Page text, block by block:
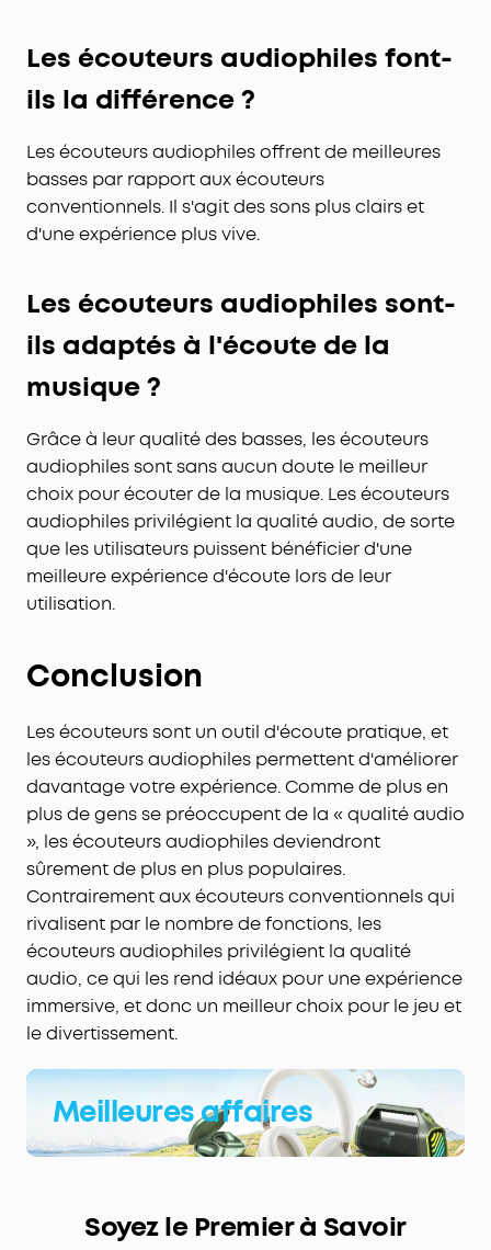
Les écouteurs audiophiles font-
ils la différence ?
Les écouteurs audiophiles offrent de meilleures
basses par rapport aux écouteurs
conventionnels. Il s'agit des sons plus clairs et
d'une expérience plus vive.
Les écouteurs audiophiles sont-
ils adaptés à l'écoute de la
musique ?
Grâce à leur qualité des basses, les écouteurs
audiophiles sont sans aucun doute le meilleur
choix pour écouter de la musique. Les écouteurs
audiophiles privilégient la qualité audio, de sorte
que les utilisateurs puissent bénéficier d'une
meilleure expérience d'écoute lors de leur
utilisation.
Conclusion
Les écouteurs sont un outil d'écoute pratique, et
les écouteurs audiophiles permettent d'améliorer
davantage votre expérience. Comme de plus en
plus de gens se préoccupent de la « qualité audio
», les écouteurs audiophiles deviendront
sûrement de plus en plus populaires.
Contrairement aux écouteurs conventionnels qui
rivalisent par le nombre de fonctions, les
écouteurs audiophiles privilégient la qualité
audio, ce qui les rend idéaux pour une expérience
immersive, et donc un meilleur choix pour le jeu et
le divertissement.
Meilleures affaires
Soyez le Premier à Savoir